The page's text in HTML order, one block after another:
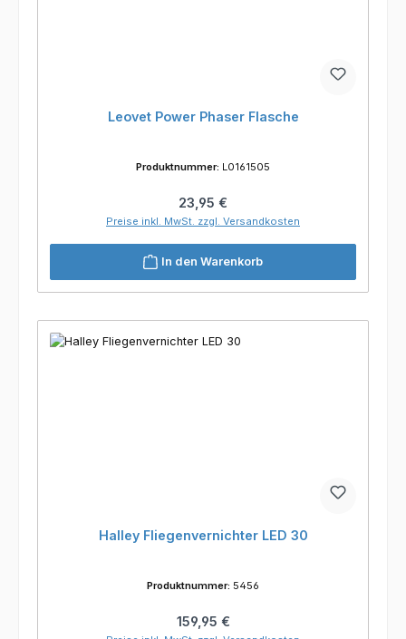
Leovet Power Phaser Flasche
Produktnummer: L0161505
Regulärer Preis:
23,95 €
Preise inkl. MwSt. zzgl. Versandkosten
In den Warenkorb
Halley Fliegenvernichter LED 30
Produktnummer: 5456
Regulärer Preis:
159,95 €